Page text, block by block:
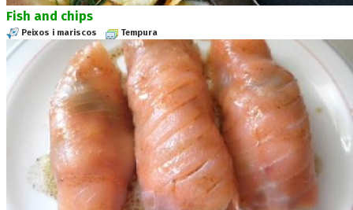
Fish and chips
Peixos i mariscos Tempura